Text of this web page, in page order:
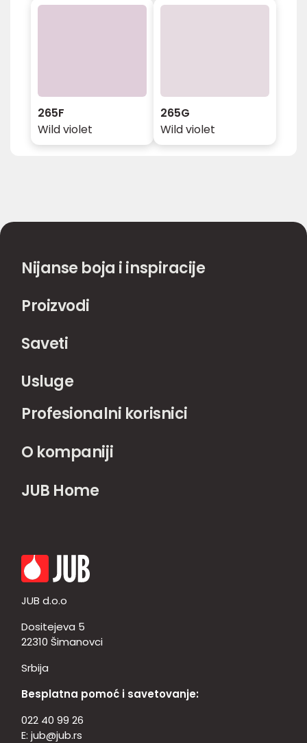
265F
Wild violet
265G
Wild violet
Nijanse boja i inspiracije
Proizvodi
Saveti
Usluge
Profesionalni korisnici
O kompaniji
JUB Home
JUB d.o.o
Dositejeva 5
22310 Šimanovci
Srbija
Besplatna pomoć i savetovanje:
022 40 99 26
E: jub@jub.rs